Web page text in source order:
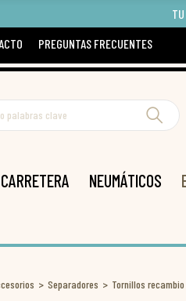
PREGUNTAS FRECUENTES
CARRETERA NEUMÁTICOS
Separadores Tornillos recambio